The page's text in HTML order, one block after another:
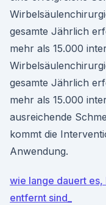
gesamte Jährlich
mehr als 15.000
gesamte Jährlich
mehr als 15.000
ausreichende
kommt die
Anwendung.
wie lange dauert
entfernt sind_